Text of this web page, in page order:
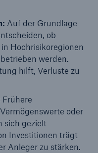
Auf der Grundlage
ob
Hochrisikoregionen
werden.
hilft, Verluste zu
Frühere
oder
sich gezielt
Investitionen trägt
Anleger zu stärken.